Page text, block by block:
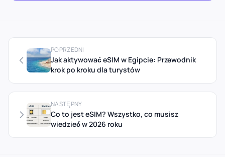
POPRZEDNI
Jak aktywować eSIM w Egipcie: Przewodnik
krok po kroku dla turystów
NASTĘPNY
Co to jest eSIM? Wszystko, co musisz
wiedzieć w 2026 roku